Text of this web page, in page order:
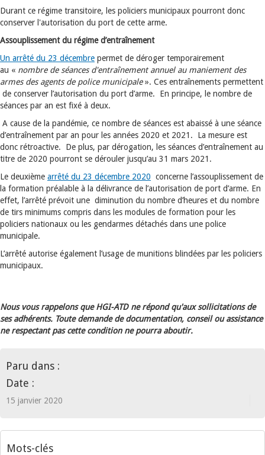
Durant ce régime transitoire, les policiers municipaux pourront donc
conserver l'autorisation du port de cette arme.
Assouplissement du régime d’entraînement
Un arrêté du 23 décembre permet de déroger temporairement
au « nombre de séances d'entraînement annuel au maniement des
armes des agents de police municipale». Ces entraînements permettent
de conserver l’autorisation du port d’arme. En principe, le nombre de
séances par an est fixé à deux.
A cause de la pandémie, ce nombre de séances est abaissé à une séance
d’entraînement par an pour les années 2020 et 2021. La mesure est
donc rétroactive. De plus, par dérogation, les séances d’entraînement au
titre de 2020 pourront se dérouler jusqu’au 31 mars 2021.
Le deuxième arrêté du 23 décembre 2020 concerne l’assouplissement de
la formation préalable à la délivrance de l’autorisation de port d’arme. En
effet, l’arrêté prévoit une diminution du nombre d’heures et du nombre
de tirs minimums compris dans les modules de formation pour les
policiers nationaux ou les gendarmes détachés dans une police
municipale.
L’arrêté autorise également l’usage de munitions blindées par les policiers
municipaux.
Nous vous rappelons que HGI-ATD ne répond qu'aux sollicitations de
ses adhérents. Toute demande de documentation, conseil ou assistance
ne respectant pas cette condition ne pourra aboutir.
Paru dans :
Date :
15 janvier 2020
Mots-clés